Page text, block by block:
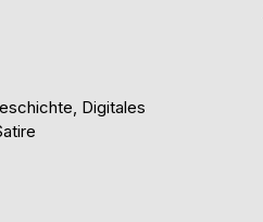
Digitales